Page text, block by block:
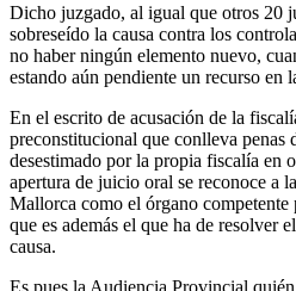
Dicho juzgado, al igual que otros 20
sobreseído la causa contra los
no haber ningún elemento nuevo,
estando aún pendiente un recurso en
En el escrito de acusación de la
preconstitucional que conlleva penas
desestimado por la propia fiscalía en
apertura de juicio oral se reconoce a
Mallorca como el órgano
que es además el que ha de resolver
causa.
Es pues la Audiencia Provincial